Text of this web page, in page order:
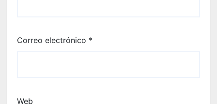
Correo electrónico *
Web